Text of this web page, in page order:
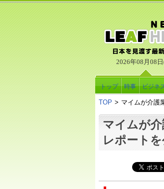
2026年08月08
トップ 時事 ビジネ
TOP > マイムが介護
マイムが
レポートを